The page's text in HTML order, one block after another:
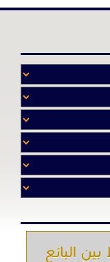
بين البائع
السلــع
كانـوا